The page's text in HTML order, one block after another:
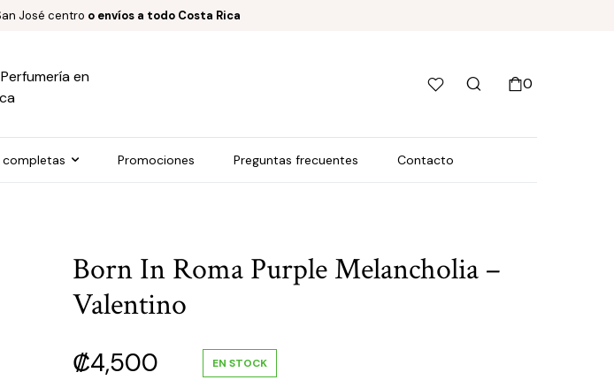
José centro o envíos a todo Costa Rica
0
completas Promociones Preguntas frecuentes Contacto
Born In Roma Purple Melancholia –
Valentino
₡4,500 EN STOCK